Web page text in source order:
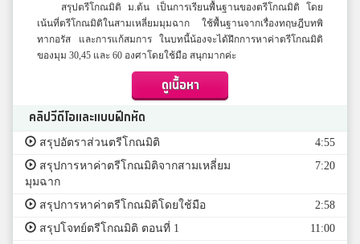
สรุปตรีโกณมิติ ม.ต้น เป็นการเรียนพื้นฐานของตรีโกณมิติ โดย
เน้นที่ตรีโกณมิติในสามเหลี่ยมมุมฉาก ใช้พื้นฐานจากเรื่องทฤษฎีบทพิ
ทากอรัส และการแก้สมการ ในบทนี้น้องจะได้ฝึกการหาค่าตรีโกณมิติ
ของมุม 30,45 และ 60 องศาโดยใช้มือ สนุกมากค่ะ
ดูเนื้อหา
คลิปวีดีโอและแบบฝึกหัด
สรุปอัตราส่วนตรีโกณมิติ
4:55
สรุปการหาค่าตรีโกณมิติจากสามเหลี่ยม
มุมฉาก
7:20
สรุปการหาค่าตรีโกณมิติโดยใช้มือ
2:58
สรุปโจทย์ตรีโกณมิติ ตอนที่ 1
11:00